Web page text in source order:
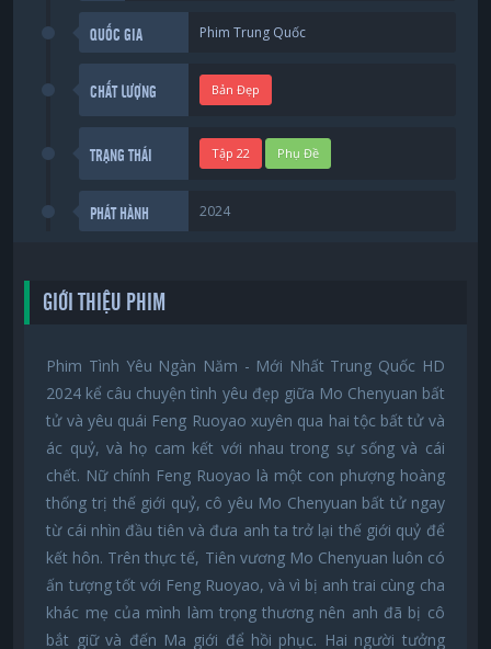
QUỐC GIA Phim Trung Quốc
CHẤT LƯỢNG Bản Đẹp
TRẠNG THÁI Tập 22 Phụ Đề
PHÁT HÀNH 2024
GIỚI THIỆU PHIM
Phim Tình Yêu Ngàn Năm - Mới Nhất Trung Quốc HD
2024 kể câu chuyện tình yêu đẹp giữa Mo Chenyuan bất
tử và yêu quái Feng Ruoyao xuyên qua hai tộc bất tử và
ác quỷ, và họ cam kết với nhau trong sự sống và cái
chết. Nữ chính Feng Ruoyao là một con phượng hoàng
thống trị thế giới quỷ, cô yêu Mo Chenyuan bất tử ngay
từ cái nhìn đầu tiên và đưa anh ta trở lại thế giới quỷ để
kết hôn. Trên thực tế, Tiên vương Mo Chenyuan luôn có
ấn tượng tốt với Feng Ruoyao, và vì bị anh trai cùng cha
khác mẹ của mình làm trọng thương nên anh đã bị cô
bắt giữ và đến Ma giới để hồi phục. Hai người tưởng